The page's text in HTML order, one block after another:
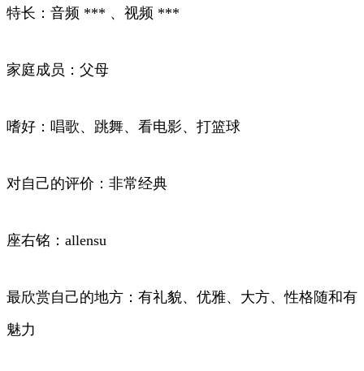
特长：音频 *** 、视频 ***
家庭成员：父母
嗜好：唱歌、跳舞、看电影、打篮球
对自己的评价：非常经典
座右铭：allensu
最欣赏自己的地方：有礼貌、优雅、大方、性格随和有
魅力